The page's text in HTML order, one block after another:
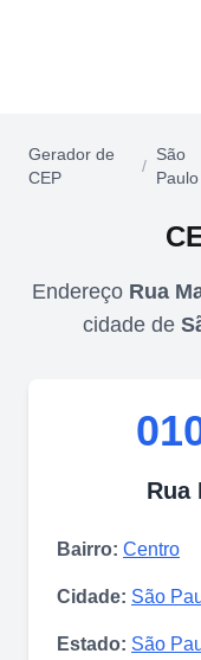
Gerador de
CEP
/
São
Paulo
Endereço Rua
cidade de
Rua
Bairro: Centro
Cidade: São
Estado: São